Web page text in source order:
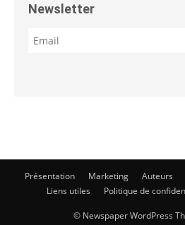
Newsletter
Présentation Marketing Auteurs
Liens utiles
Politique de
© Newspaper WordPress